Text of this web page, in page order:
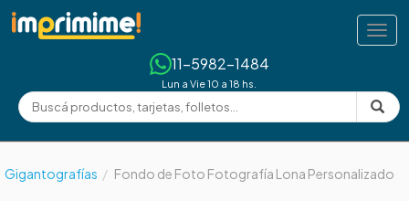
11-5982-1484
Lun a Vie 10 a 18 hs.
Gigantografías Fondo de Foto Fotografía Lona Personalizado